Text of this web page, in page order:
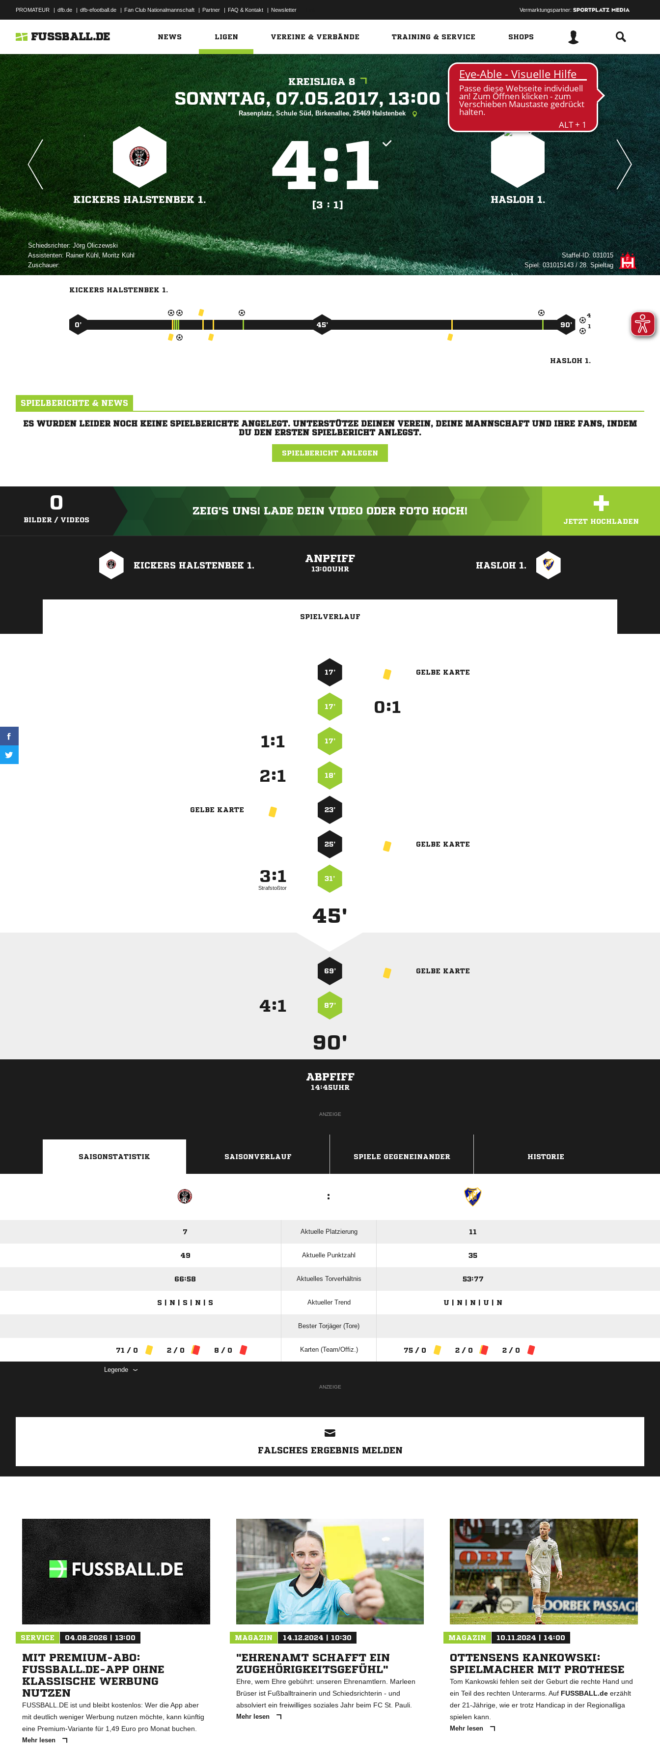
PROMATEUR | dfb.de | dfb-efootball.de | Fan Club Nationalmannschaft | Partner | FAQ & Kontakt | Newsletter Vermarktungspartner:
FUSSBALL.DE NEWS LIGEN VEREINE & VERBÄNDE TRAINING & SERVICE SHOPS
KREISLIGA 8
   
Rasenplatz, Schule Süd, Birkenallee, 25469 Halstenbek
KICKERS HALSTENBEK 1.
:
[3 : 1]
HASLOH 1.
Schiedsrichter: 
Assistenten: ,  
Zuschauer:
Staffel-ID:031015
Spiel:031015143 / 28. Spieltag
KICKERS HALSTENBEK 1.


0’ 45’ 90’
HASLOH 1.
SPIELBERICHTE & NEWS
ES WURDEN LEIDER NOCH KEINE SPIELBERICHTE ANGELEGT. UNTERSTÜTZE DEINEN VEREIN, DEINE MANNSCHAFT UND IHRE FANS, INDEM
DU DEN ERSTEN SPIELBERICHT ANLEGST.
SPIELBERICHT ANLEGEN
0
BILDER / VIDEOS
ZEIG'S UNS! LADE DEIN VIDEO ODER FOTO HOCH! +
JETZT HOCHLADEN
KICKERS HALSTENBEK 1.
ANPFIFF
13:00UHR HASLOH 1.
SPIELVERLAUF
17’ GELBE KARTE
17’ :
: 17’
: 18’
GELBE KARTE 23’
25’ GELBE KARTE
:
Strafstoßtor
31’
45'
69’ GELBE KARTE
: 87’
90'
ABPFIFF
14:45UHR
ANZEIGE
SAISONSTATISTIK SAISONVERLAUF SPIELE GEGENEINANDER HISTORIE
:
7 Aktuelle Platzierung 11
49 Aktuelle Punktzahl 35
66:58 Aktuelles Torverhältnis 53:77
S | N | S | N | S Aktueller Trend U | N | N | U | N
Bester Torjäger (Tore)
71 / 0 2 / 0 8 / 0 Karten (Team/Offiz.) 75 / 0 2 / 0 2 / 0
Legende
ANZEIGE
FALSCHES ERGEBNIS MELDEN
SERVICE 04.08.2026 | 13:00
MIT PREMIUM-ABO:
FUSSBALL.DE-APP OHNE
KLASSISCHE WERBUNG
NUTZEN
FUSSBALL.DE ist und bleibt kostenlos: Wer die App aber
mit deutlich weniger Werbung nutzen möchte, kann künftig
eine Premium-Variante für 1,49 Euro pro Monat buchen.
Mehr lesen
MAGAZIN 14.12.2024 | 10:30
"EHRENAMT SCHAFFT EIN
ZUGEHÖRIGKEITSGEFÜHL"
Ehre, wem Ehre gebührt: unseren Ehrenamtlern. Marleen
Brüser ist Fußballtrainerin und Schiedsrichterin - und
absolviert ein freiwilliges soziales Jahr beim FC St. Pauli.
Mehr lesen
MAGAZIN 10.11.2024 | 14:00
OTTENSENS KANKOWSKI:
SPIELMACHER MIT PROTHESE
Tom Kankowski fehlen seit der Geburt die rechte Hand und
ein Teil des rechten Unterarms. Auf FUSSBALL.de erzählt
der 21-Jährige, wie er trotz Handicap in der Regionalliga
spielen kann.
Mehr lesen